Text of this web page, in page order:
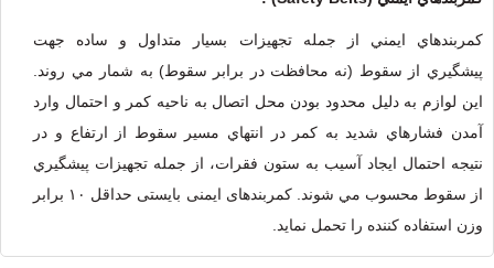
كمربندهاي ايمني از جمله تجهيزات بسيار متداول و ساده جهت
پيشگيري از سقوط (نه محافظت در برابر سقوط) به شمار مي روند.
اين لوازم به دليل محدود بودن محل اتصال به ناحيه كمر و احتمال وارد
آمدن فشارهاي شديد به كمر در انتهاي مسير سقوط از ارتفاع و در
نتيجه احتمال ايجاد آسيب به ستون فقرات،‌ از جمله تجهيزات پيشگيري
از سقوط محسوب مي شوند. کمربندهای ایمنی بایستی حداقل ۱۰ برابر
وزن استفاده کننده را تحمل نماید.